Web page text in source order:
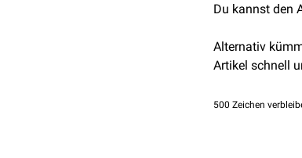
Du kannst den
Alternativ
Artikel schnell
500 Zeichen